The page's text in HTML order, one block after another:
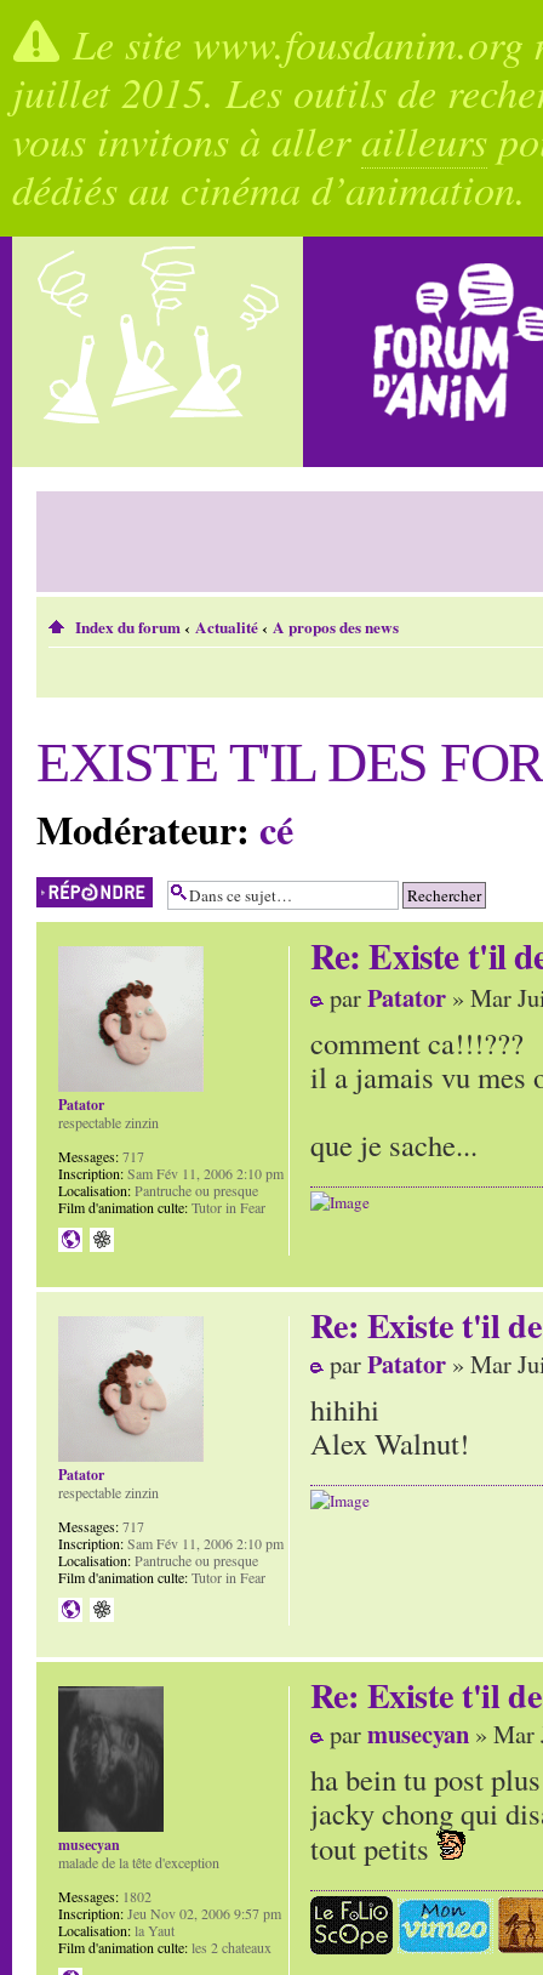
Le site
juillet 2015. Les outils de
vous invitons à allerailleurs
dédiés au cinéma d’animation.
Index du forum‹ Actualité‹ A propos des news
EXISTE T'IL DES
Modérateur: cé
Répondre
Re: Existe t'il
parPatator » Mar
comment ca!!!???
il a jamais vu mes
que je sache...
Patator
respectable zinzin
Messages:717
Inscription:Sam Fév 11, 2006 2:10 pm
Localisation:Pantruche ou presque
Film d'animation culte:Tutor in Fear
Re: Existe t'il
parPatator » Mar
hihihi
Alex Walnut!
Patator
respectable zinzin
Messages:717
Inscription:Sam Fév 11, 2006 2:10 pm
Localisation:Pantruche ou presque
Film d'animation culte:Tutor in Fear
Re: Existe t'il
parmusecyan » Mar
ha bein tu post
jacky chong qui
tout petits
musecyan
malade de la tête d'exception
Messages: 1802
Inscription:Jeu Nov 02, 2006 9:57 pm
Localisation:la Yaut
Film d'animation culte:les 2 chateaux